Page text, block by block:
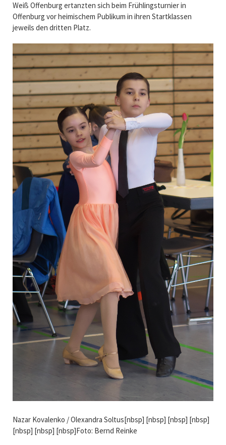
Weiß Offenburg ertanzten sich beim Frühlingsturnier in
Offenburg vor heimischem Publikum in ihren Startklassen
jeweils den dritten Platz.
Nazar Kovalenko / Olexandra Soltus[nbsp] [nbsp] [nbsp] [nbsp]
[nbsp] [nbsp] [nbsp]Foto: Bernd Reinke